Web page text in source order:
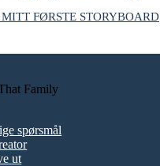
FØRSTE STORYBOARD
spørsmål
ut